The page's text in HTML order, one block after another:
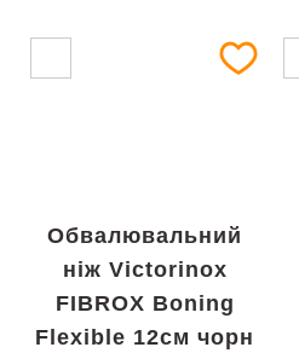
Обвалювальний
ніж Victorinox
FIBROX Boning
Flexible 12см чорн